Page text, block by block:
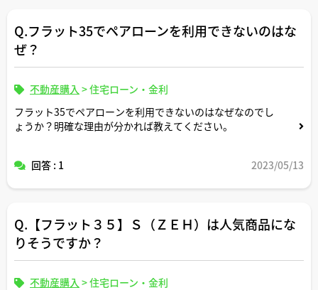
Q.フラット35でペアローンを利用できないのはな
ぜ？
不動産購入 >住宅ローン・金利
フラット35でペアローンを利用できないのはなぜなのでし
ょうか？明確な理由が分かれば教えてください。
回答 : 1 2023/05/13
Q.【フラット３５】Ｓ（ＺＥＨ）は人気商品にな
りそうですか？
不動産購入 >住宅ローン・金利